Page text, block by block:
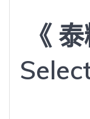
《